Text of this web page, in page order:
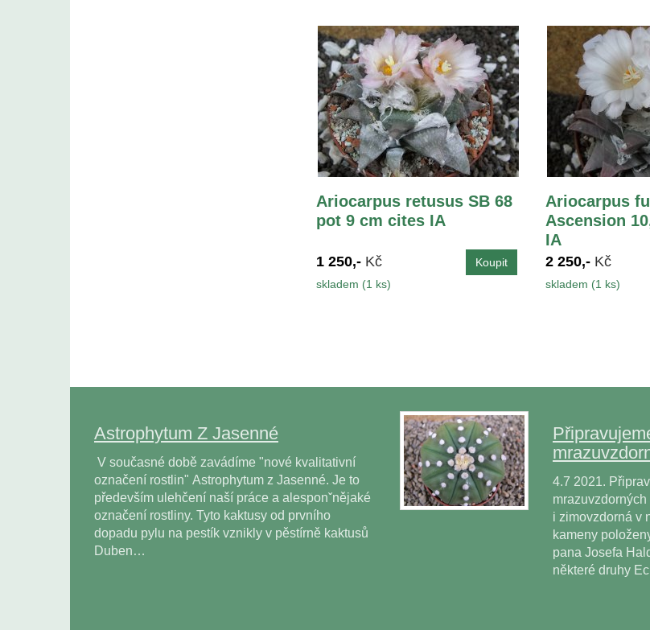
Ariocarpus retusus SB 68
pot 9 cm cites IA
1 250,- Kč
skladem (1 ks)
Ariocarpus
Ascension
IA
2 250,- Kč
skladem (1 ks)
Astrophytum Z Jasenné
V současné době zavádíme "nové kvalitativní
označení rostlin" Astrophytum z Jasenné. Je to
především ulehčení naší práce a alesponˇnějaké
označení rostliny. Tyto kaktusy od prvního
dopadu pylu na pestík vznikly v pěstírně kaktusů
Duben…
4.7 2021.
i zimovzdorná v
kameny
pana Josefa
některé druhy